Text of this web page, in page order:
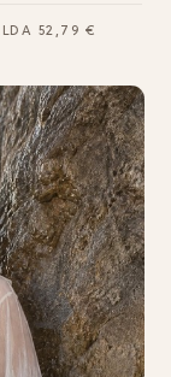
52,79 €